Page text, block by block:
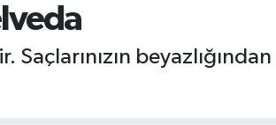
beyazlığından